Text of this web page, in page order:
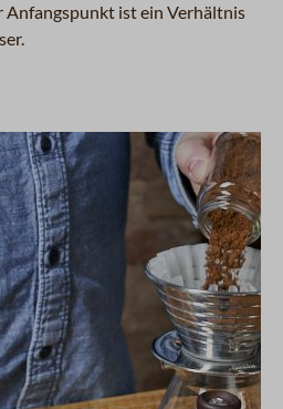
Anfangspunkt ist ein Verhältnis